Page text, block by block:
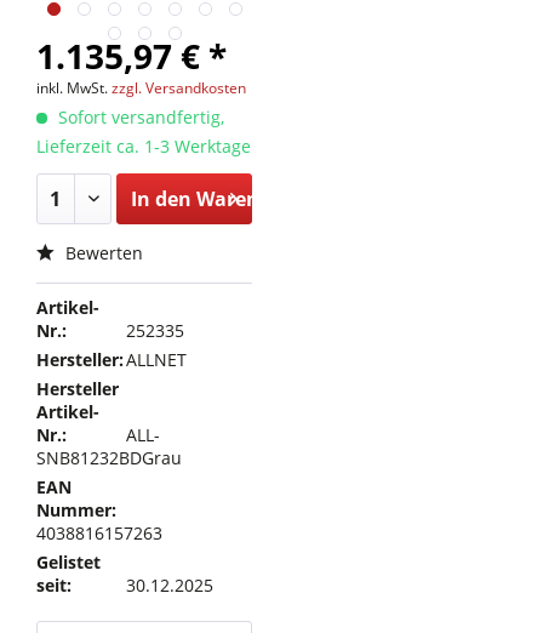
1.135,97 € *
inkl. MwSt.zzgl. Versandkosten
Sofort versandfertig,
Lieferzeit ca. 1-3 Werktage
In den Warenkorb
Bewerten
Artikel-
Nr.:
252335
Hersteller:ALLNET
Hersteller
Artikel-
Nr.:
ALL-
SNB81232BDGrau
EAN
Nummer:
4038816157263
Gelistet
seit:
30.12.2025